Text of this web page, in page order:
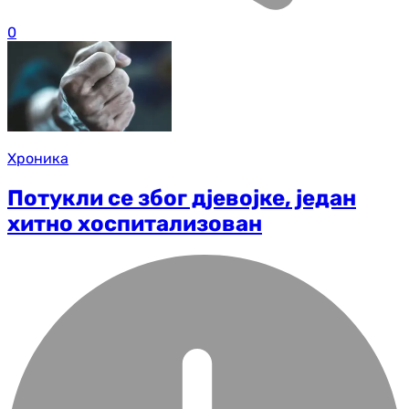
0
Хроника
Потукли се због дјевојке, један
хитно хоспитализован